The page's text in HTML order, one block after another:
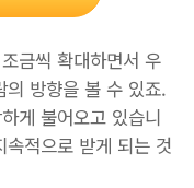
금씩 확대하면서 우
의 방향을 볼 수 있죠.
게 불어오고 있습니
적으로 받게 되는 것